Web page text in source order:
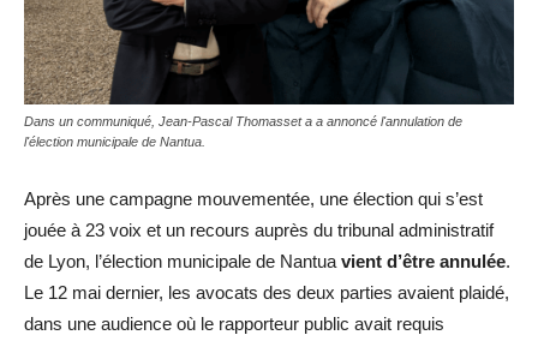
Dans un communiqué, Jean-Pascal Thomasset a a annoncé l'annulation de
l'élection municipale de Nantua.
Après une campagne mouvementée, une élection qui s’est
jouée à 23 voix et un recours auprès du tribunal administratif
de Lyon, l’élection municipale de Nantua vient d’être annulée.
Le 12 mai dernier, les avocats des deux parties avaient plaidé,
dans une audience où le rapporteur public avait requis